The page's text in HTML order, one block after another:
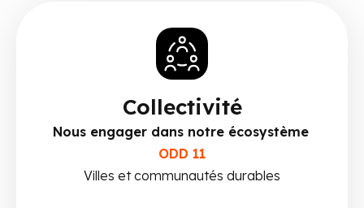
Collectivité
Nous engager dans notre écosystème
ODD 11
Villes et communautés durables